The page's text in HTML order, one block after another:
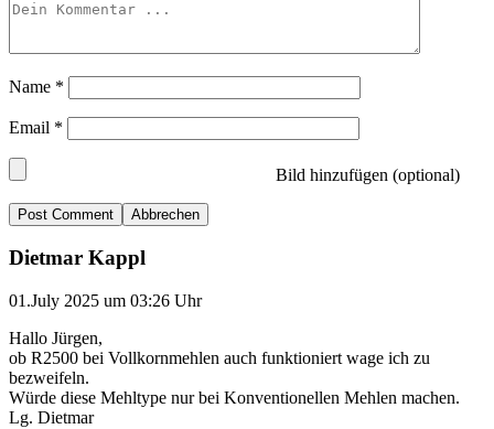
Name *
Email *
Bild hinzufügen (optional)
Abbrechen
Dietmar Kappl
01.July 2025 um 03:26 Uhr
Hallo Jürgen,
ob R2500 bei Vollkornmehlen auch funktioniert wage ich zu
bezweifeln.
Würde diese Mehltype nur bei Konventionellen Mehlen machen.
Lg. Dietmar